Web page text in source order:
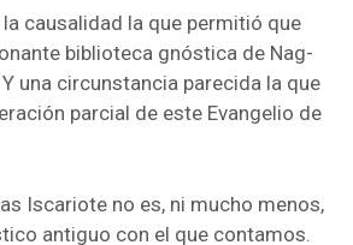
causalidad la que permitió que
biblioteca gnóstica de Nag-
una circunstancia parecida la que
parcial de este Evangelio de
Iscariote no es, ni mucho menos,
antiguo con el que contamos.